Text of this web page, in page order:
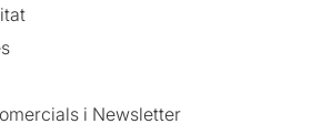
i Newsletter